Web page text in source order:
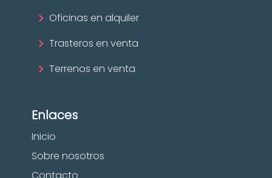
Oficinas en alquiler
Trasteros en venta
Terrenos en venta
Enlaces
Inicio
Sobre nosotros
Contacto